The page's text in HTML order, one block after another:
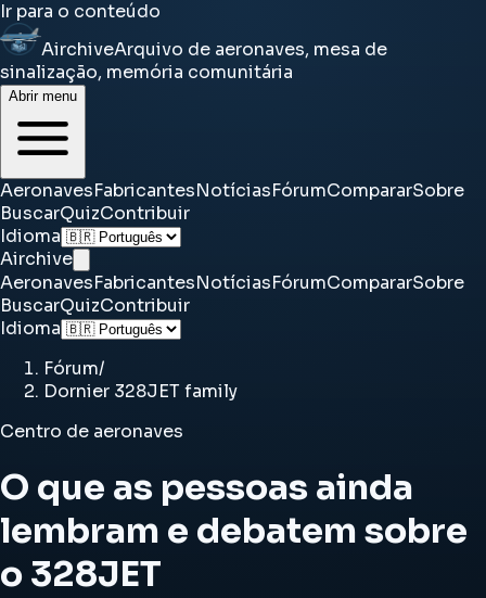
Ir para o conteúdo
AirchiveArquivo de aeronaves, mesa de
sinalização, memória comunitária
Abrir menu
AeronavesFabricantesNotíciasFórumCompararSobre
BuscarQuizContribuir
Idioma
Airchive
AeronavesFabricantesNotíciasFórumCompararSobre
BuscarQuizContribuir
Idioma
Fórum/
Dornier 328JET family
Centro de aeronaves
O que as pessoas ainda
lembram e debatem sobre
o 328JET